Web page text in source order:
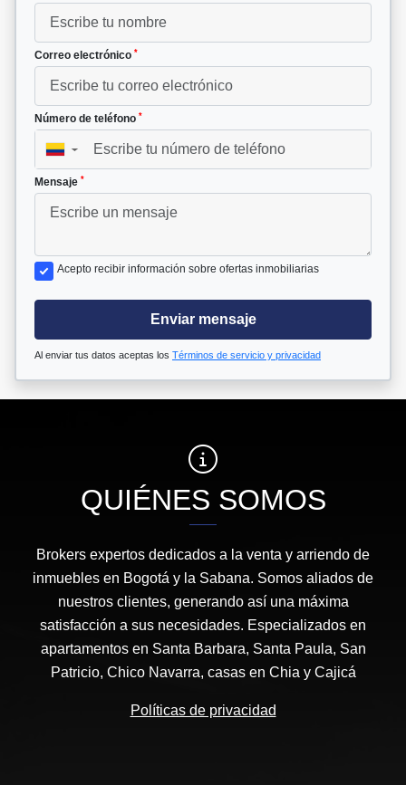
Correo electrónico *
Número de teléfono *
▼
Mensaje *
Acepto recibir información sobre ofertas inmobiliarias
Enviar mensaje
Al enviar tus datos aceptas los Términos de servicio y privacidad
QUIÉNES SOMOS
Brokers expertos dedicados a la venta y arriendo de
inmuebles en Bogotá y la Sabana. Somos aliados de
nuestros clientes, generando así una máxima
satisfacción a sus necesidades. Especializados en
apartamentos en Santa Barbara, Santa Paula, San
Patricio, Chico Navarra, casas en Chia y Cajicá
Políticas de privacidad